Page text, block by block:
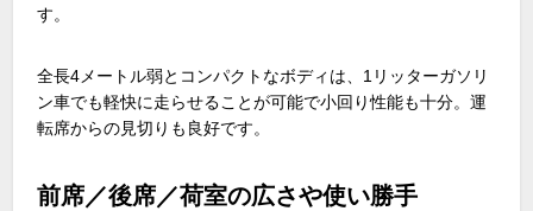
す。
全長4 メートル弱とコンパクトなボディは、 1 リッターガソリ
ン車でも軽快に走らせることが可能で小回り性能も十分。運
転席からの見切りも良好です。
前席／後席／荷室の広さや使い勝手